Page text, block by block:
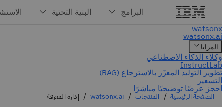
الصفحة الرئيسية المنتجات watsonx.ai إدارة المعرفة